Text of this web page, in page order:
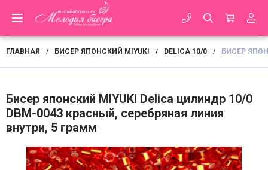
ГЛАВНАЯ / БИСЕР ЯПОНСКИЙ MIYUKI / DELICA 10/0 / БИСЕР
Бисер японский MIYUKI Delica цилиндр 10/0
DBM-0043 красный, серебряная линия
внутри, 5 грамм